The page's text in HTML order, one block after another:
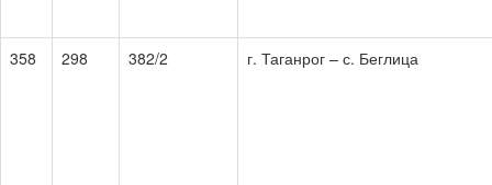
358 298 382/2 г. Таганрог – с. Беглица